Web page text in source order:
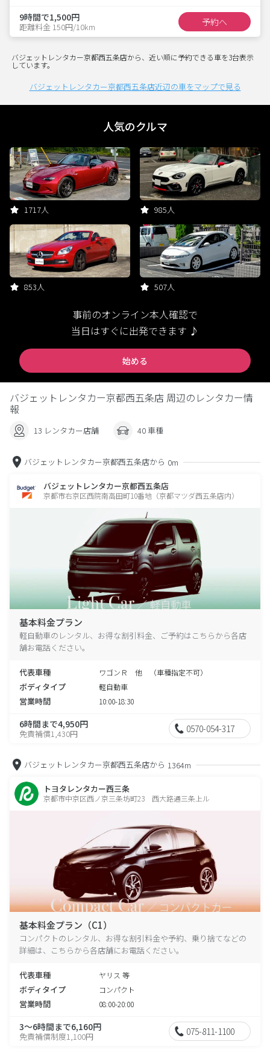
9時間で1,500円
距離料金 150円/10km 予約へ
バジェットレンタカー京都西五条店から、近い順に予約できる車を3台表示
しています。
バジェットレンタカー京都西五条店近辺の車をマップで見る
人気のクルマ
1717人 985人
853人 507人
事前のオンライン本人確認で
当日はすぐに出発できます ♪
始める
バジェットレンタカー京都西五条店 周辺のレンタカー情
報
13 レンタカー店舗 40 車種
バジェットレンタカー京都西五条店から 0m
バジェットレンタカー京都西五条店
京都市右京区西院南高田町10番地（京都マツダ西五条店内）
基本料金プラン
軽自動車のレンタル、お得な割引料金、ご予約はこちらから各店
舗お電話ください。
代表車種 ワゴンＲ 他 （車種指定不可）
ボディタイプ 軽自動車
営業時間 10:00-18:30
6時間まで4,950円
免責補償1,430円 0570-054-317
バジェットレンタカー京都西五条店から 1364m
トヨタレンタカー西三条
京都市中京区西ノ京三条坊町23 西大路通三条上ル
基本料金プラン（C1）
コンパクトのレンタル、お得な割引料金や予約、乗り捨てなどの
詳細は、こちらから各店舗にお電話ください。
代表車種 ヤリス 等
ボディタイプ コンパクト
営業時間 08:00-20:00
3～6時間まで6,160円
免責補償制度1,100円 075-811-1100